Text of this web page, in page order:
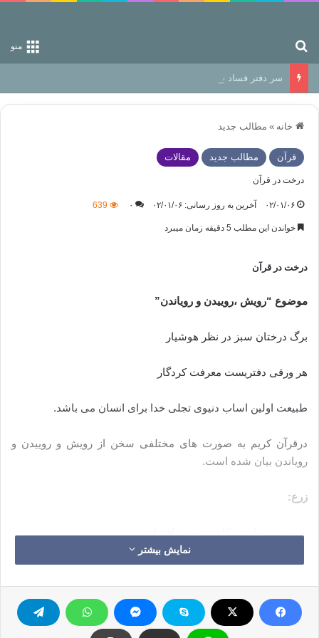
منو
سر دفتر فساد در زمین‌، دوری وکناره‌گیری از راه خداست‌!
خانه » مطالب جدید
قرآن مطالب جدید مقالات
درخت در قرآن
۰۲/۰۱/۰۶ آخرین به روز رسانی: ۰۲/۰۱/۰۶ ۰ 639
خواندن این مطلب 5 دقیقه زمان میبرد
درخت در قرآن
موضوع “رویش ،روییدن و رویاندن”
برگ درختان سبز در نظر هوشیار
هر ورقی دفتریست معرفت کردگار
طبیعت اولین اساب دنیوی تجلی خدا برای انسان می باشد.
درقرآن کریم به صورت های مختلفی سخن از رویش و روییدن و
رویاندن بیان شده است.
زرع:
أَفَرَأَیْتُمْ مَا تَحْرُثُونَ ” أَأَنْتُمْ تَزْرَعُونَهُ أَمْ نَحْنُ الزَّارِعُونَ سوره
واقعه۶۳/۶۴
نبات:
نمایش بیشتر